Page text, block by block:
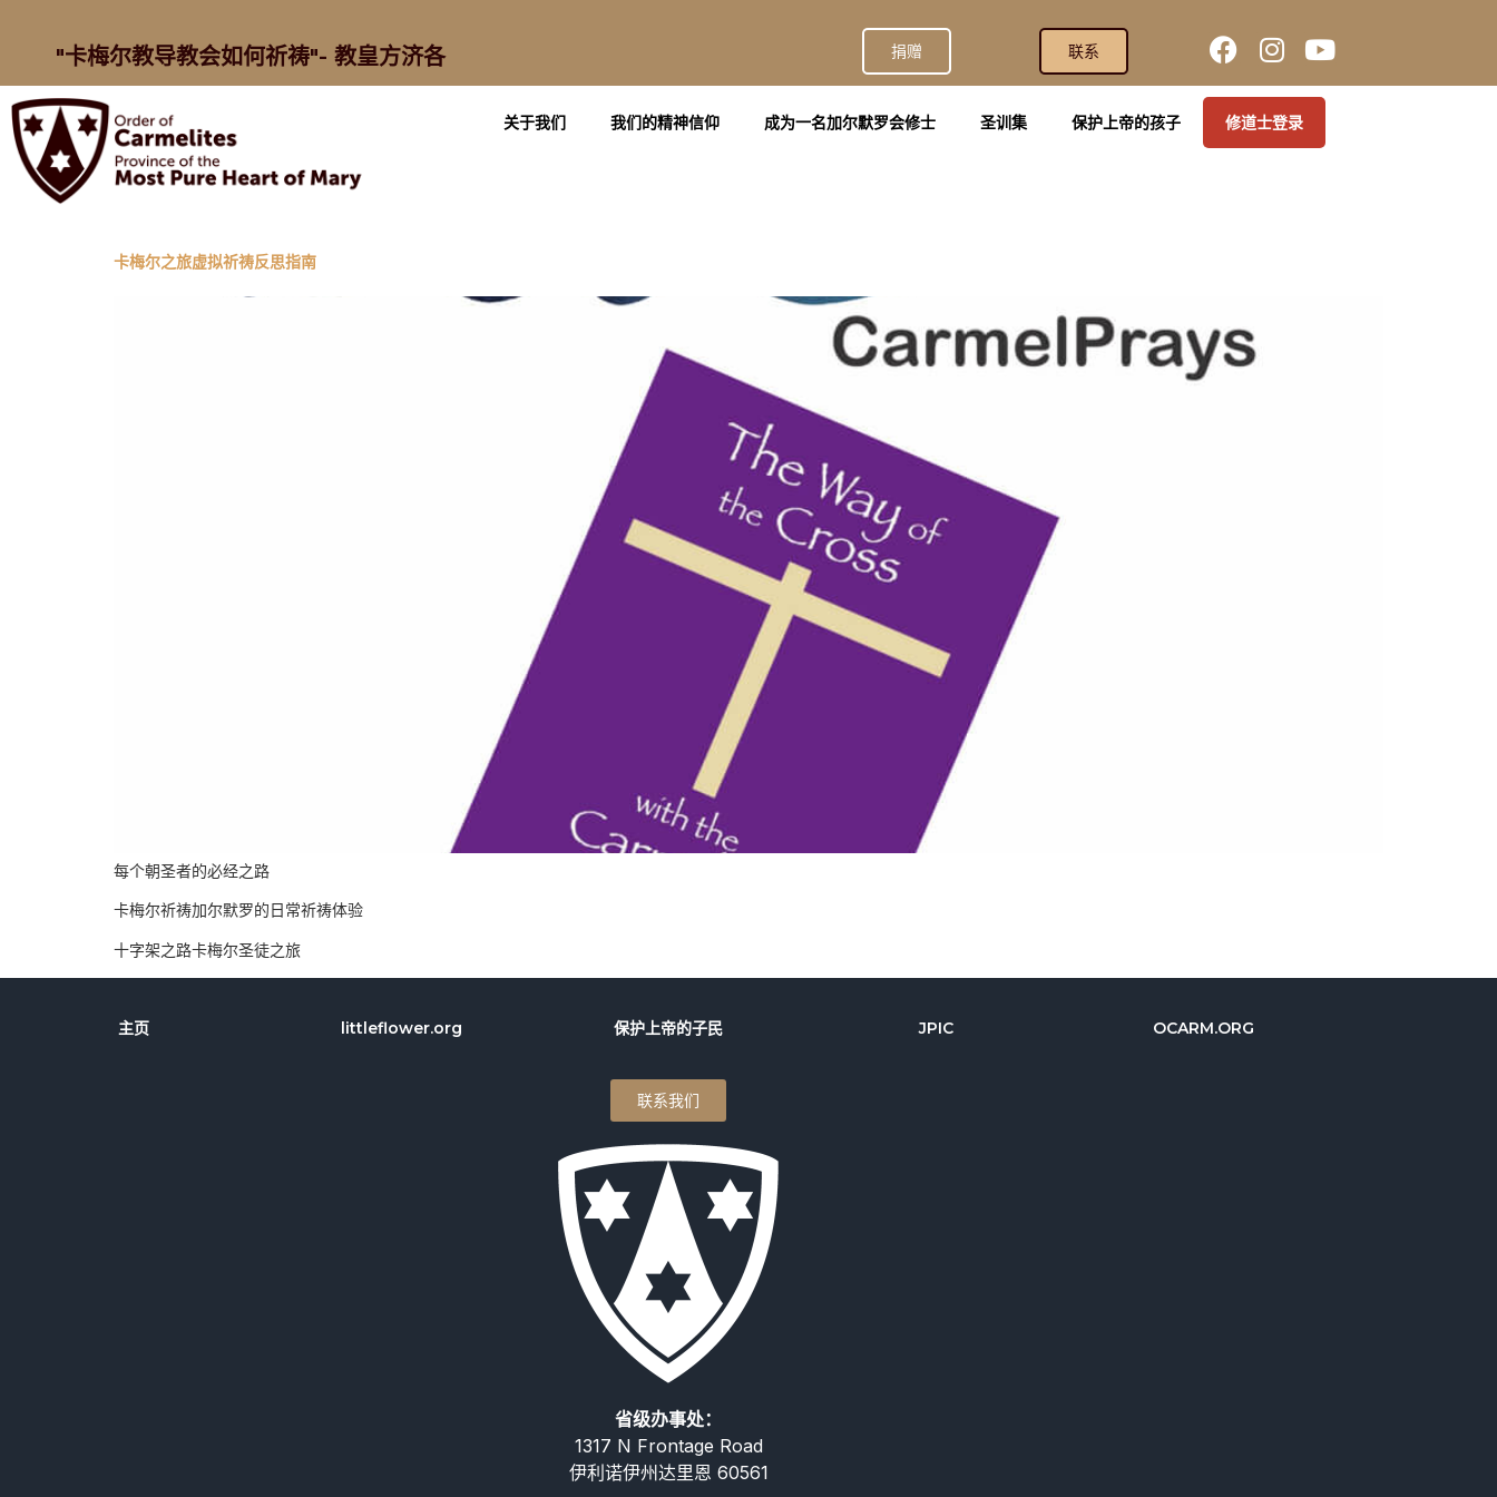
"卡梅尔教导教会如何祈祷"- 教皇方济各 捐赠 联系
关于我们 我们的精神信仰 成为一名加尔默罗会修士 圣训集 保护上帝的孩子 修道士登录
卡梅尔之旅虚拟祈祷反思指南
每个朝圣者的必经之路
卡梅尔祈祷加尔默罗的日常祈祷体验
十字架之路卡梅尔圣徒之旅
主页 littleflower.org 保护上帝的子民
联系我们
省级办事处：
1317 N Frontage Road
伊利诺伊州达里恩 60561
JPIC OCARM.ORG